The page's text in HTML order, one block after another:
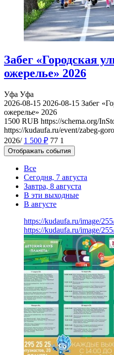
Забег «Городская
ожерелье» 2026
Уфа Уфа
2026-08-15 2026-08-15 Забег
ожерелье» 2026
1500 RUB https://schema.org/
https://kudaufa.ru/event/zabeg-
2026/ 1 500 ₽ 77 1
Отображать события
Все
Сегодня, 7 августа
Завтра, 8 августа
В эти выходные
В августе
https://kudaufa.ru/image/
https://kudaufa.ru/image/